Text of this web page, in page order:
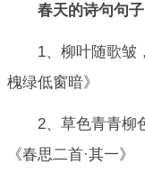
春天的诗句句子
1、柳叶随歌
槐绿低窗暗》
2、草色青青
《春思二首·其一》